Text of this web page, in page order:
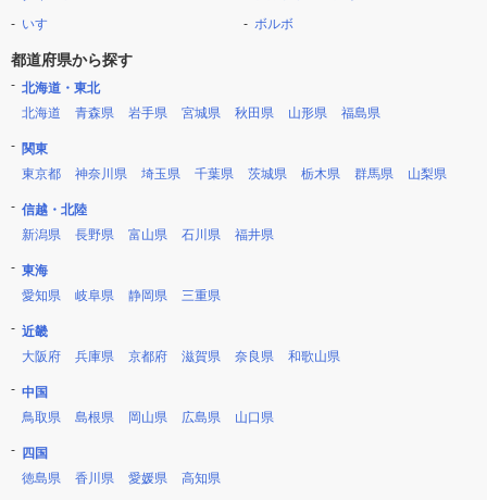
いすゞ
ボルボ
都道府県から探す
北海道・東北
北海道
青森県 岩手県 宮城県 秋田県 山形県 福島県
関東
東京都
神奈川県 埼玉県 千葉県 茨城県 栃木県 群馬県 山梨県
信越・北陸
新潟県
長野県 富山県 石川県 福井県
東海
愛知県
岐阜県 静岡県 三重県
近畿
大阪府
兵庫県 京都府 滋賀県 奈良県 和歌山県
中国
鳥取県
島根県 岡山県 広島県 山口県
四国
徳島県
香川県 愛媛県 高知県